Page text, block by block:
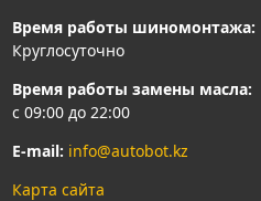
Время работы шиномонтажа:
Круглосуточно
Время работы замены масла:
с 09:00 до 22:00
E-mail: info@autobot.kz
Карта сайта